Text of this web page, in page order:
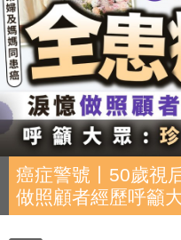
癌症警號丨50歲視
做照顧者經歷呼籲